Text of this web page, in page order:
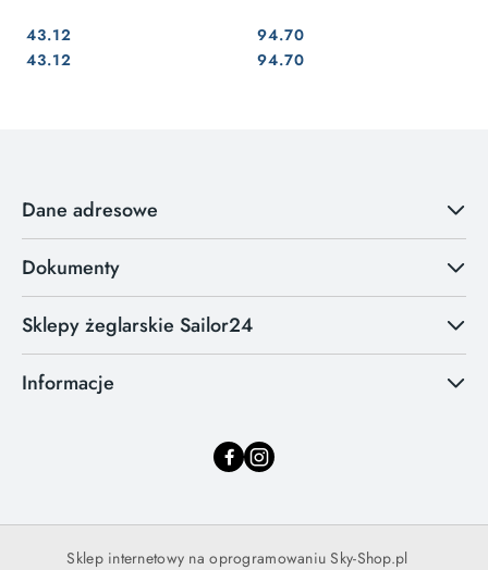
Cena:
43.12
Cena:
43.12 Cena:
94.70
Cena:
94.70
Dane adresowe
Dokumenty
Sklepy żeglarskie Sailor24
Informacje
Sklep internetowy na oprogramowaniu Sky-Shop.pl